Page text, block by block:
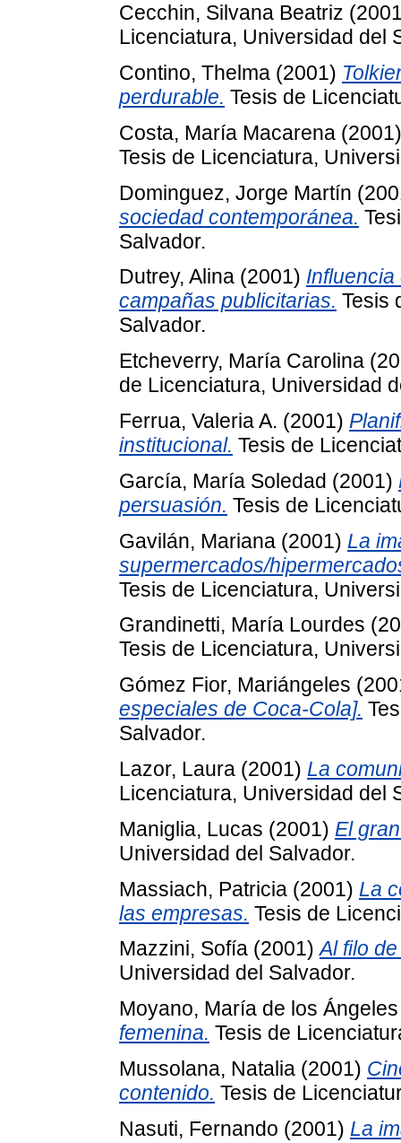
Cecchin, Silvana Beatriz
Licenciatura, Universidad del
Contino, Thelma (2001)
perdurable. Tesis de
Costa, María Macarena
Tesis de Licenciatura,
Dominguez, Jorge Martín
sociedad contemporánea.
Salvador.
Dutrey, Alina (2001)
campañas publicitarias. Tesis
Salvador.
Etcheverry, María Carolina
de Licenciatura, Universidad
Ferrua, Valeria A. (2001)
institucional. Tesis de
García, María Soledad (2001)
persuasión. Tesis de
Gavilán, Mariana (2001) La
supermercados/
Tesis de Licenciatura,
Grandinetti, María Lourdes
Tesis de Licenciatura,
Gómez Fior, Mariángeles
especiales de Coca-Cola].
Salvador.
Lazor, Laura (2001) La
Licenciatura, Universidad del
Maniglia, Lucas (2001) El
Universidad del Salvador.
Massiach, Patricia (2001) La
las empresas. Tesis de
Mazzini, Sofía (2001)Al filo
Universidad del Salvador.
Moyano, María de los Ángeles
femenina. Tesis de
Mussolana, Natalia (2001)
contenido. Tesis de
Nasuti, Fernando (2001) La